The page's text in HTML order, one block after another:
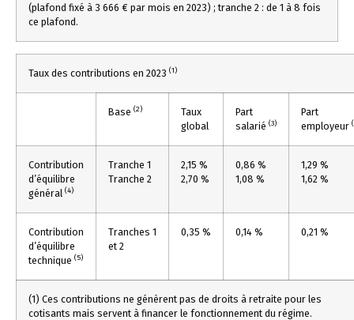
(plafond fixé à 3 666 € par mois en 2023) ; tranche 2 : de 1 à 8 fois
ce plafond.
Taux des contributions en 2023 (1)
Base (2)
Taux
global
Part
salarié (3)
Part
employeur
Contribution
d’équilibre
général (4)
Tranche 1
Tranche 2
2,15 %
2,70 %
0,86 %
1,08 %
1,29 %
1,62 %
Contribution
d’équilibre
technique (5)
Tranches 1
et 2
0,35 % 0,14 % 0,21 %
(1) Ces contributions ne génèrent pas de droits à retraite pour les
cotisants mais servent à financer le fonctionnement du régime.